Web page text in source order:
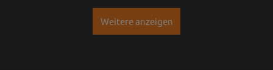
Weitere anzeigen